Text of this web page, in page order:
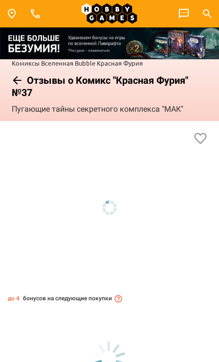
Комиксы Вселенная Bubble Красная Фурия
Отзывы о Комикс "Красная Фурия"
№37
Пугающие тайны секретного комплекса "МАК"
до 4 бонусов на следующие покупки